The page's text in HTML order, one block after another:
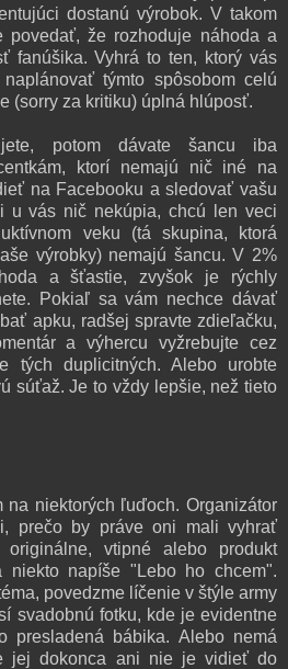
dostanú výrobok. V takom
povedať, že rozhoduje náhoda a
fanúšika. Vyhrá to ten, ktorý vás
týmto spôsobom celú
(sorry za kritiku) úplná hlúposť.
potom dávate šancu iba
ktorí nemajú nič iné na
na Facebooku a sledovať vašu
u vás nič nekúpia, chcú len veci
veku (tá skupina, ktorá
výrobky) nemajú šancu. V 2%
a šťastie, zvyšok je rýchly
Pokiaľ sa vám nechce dávať
apku, radšej spravte zdieľačku,
a výhercu vyžrebujte cez
tých duplicitných. Alebo urobte
súťaž. Je to vždy lepšie, než tieto
na niektorých ľuďoch. Organizátor
prečo by práve oni mali vyhrať
originálne, vtipné alebo produkt
niekto napíše "Lebo ho chcem".
povedzme líčenie v štýle army
svadobnú fotku, kde je evidentne
presladená bábika. Alebo nemá
jej dokonca ani nie je vidieť do